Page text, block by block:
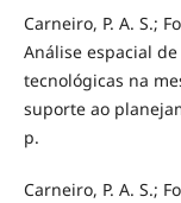
Carneiro, P. A. S.;
Análise espacial
tecnológicas na
suporte ao
p.
Carneiro, P. A. S.;